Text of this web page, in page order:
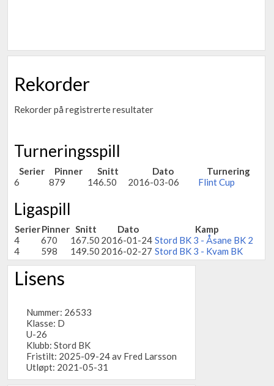
Rekorder
Rekorder på registrerte resultater
Turneringsspill
Serier Pinner Snitt Dato
Turnering
6
879 146.50 2016-03-06 Flint Cup
Ligaspill
SerierPinner Snitt Dato
Kamp
4
670 167.50 2016-01-24 Stord BK 3 - Åsane BK 2
4
598 149.50 2016-02-27 Stord BK 3 - Kvam BK
Lisens
Nummer: 26533
Klasse: D
U-26
Klubb: Stord BK
Fristilt: 2025-09-24 av Fred Larsson
Utløpt: 2021-05-31